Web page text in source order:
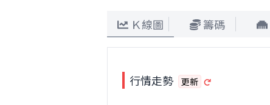
Ｋ線圖 籌碼
行情走勢 更新